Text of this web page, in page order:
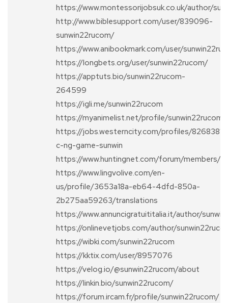
https://www.montessorijobsuk.co.uk/author/
http://www.biblesupport.com/user/839096-
sunwin22rucom/
https://www.anibookmark.com/user/
https://longbets.org/user/sunwin22rucom/
https://apptuts.bio/sunwin22rucom-
264599
https://igli.me/sunwin22rucom
https://myanimelist.net/profile/sunwin22rucom
https://jobs.westerncity.com/profiles/8268381-
c-ng-game-sunwin
https://www.huntingnet.com/forum/members/
https://www.lingvolive.com/en-
us/profile/3653a18a-eb64-4dfd-850a-
2b275aa59263/translations
https://www.annuncigratuititalia.it/author/
https://onlinevetjobs.com/author/
https://wibki.com/sunwin22rucom
https://kktix.com/user/8957076
https://velog.io/@sunwin22rucom/about
https://linkin.bio/sunwin22rucom/
https://forum.ircam.fr/profile/sunwin22rucom/